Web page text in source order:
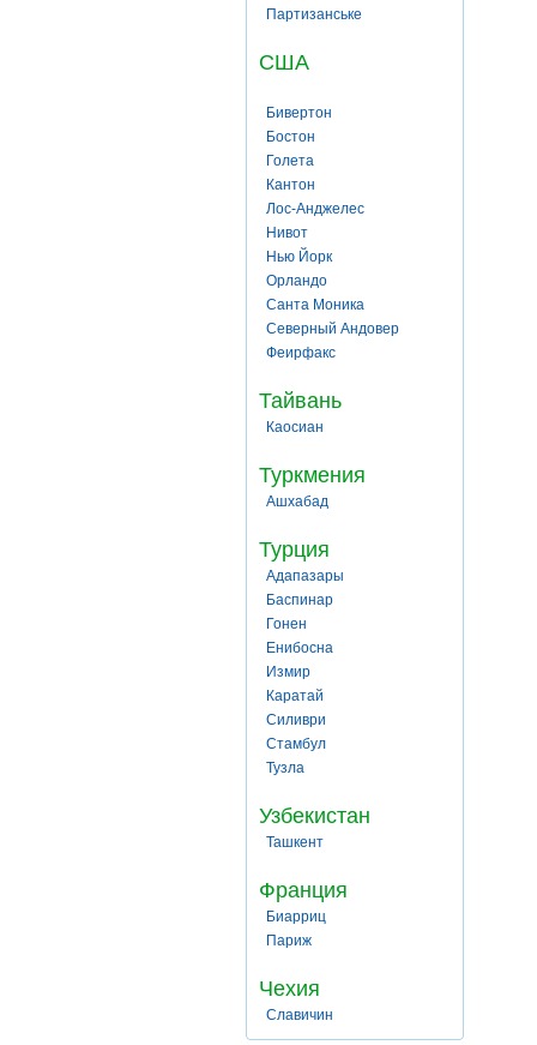
Партизанське
США
Бивертон
Бостон
Голета
Кантон
Лос-Анджелес
Нивот
Нью Йорк
Орландо
Санта Моника
Северный Андовер
Феирфакс
Тайвань
Каосиан
Туркмения
Ашхабад
Турция
Адапазары
Баспинар
Гонен
Енибосна
Измир
Каратай
Силиври
Стамбул
Тузла
Узбекистан
Ташкент
Франция
Биарриц
Париж
Чехия
Славичин